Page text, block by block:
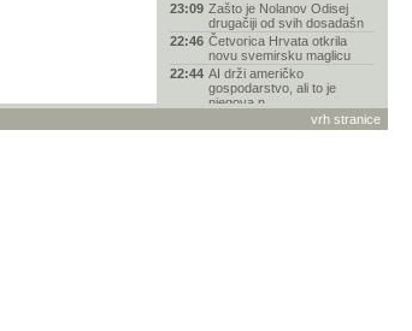
23:09 Zašto je Nolanov Odisej
drugačiji od svih dosadašn
22:46 Četvorica Hrvata otkrila
novu svemirsku maglicu
22:44 AI drži američko
gospodarstvo, ali to je
njegova n
NASA operacijom "Bing
Bang" osigurala još barem
vrh stranice